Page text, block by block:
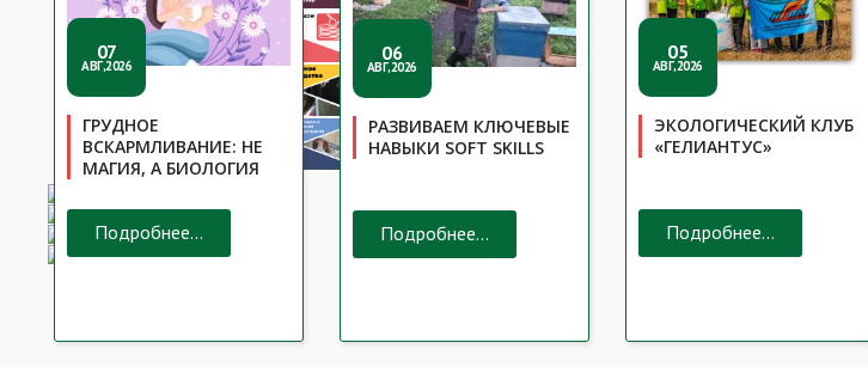
07
АВГ,2026
ГРУДНОЕ
ВСКАРМЛИВАНИЕ: НЕ
МАГИЯ, А БИОЛОГИЯ
Подробнее...
06
АВГ,2026
РАЗВИВАЕМ КЛЮЧЕВЫЕ
НАВЫКИ SOFT SKILLS
Подробнее...
05
АВГ,2026
ЭКОЛОГИЧЕСКИЙ КЛУБ
«ГЕЛИАНТУС»
Подробнее...